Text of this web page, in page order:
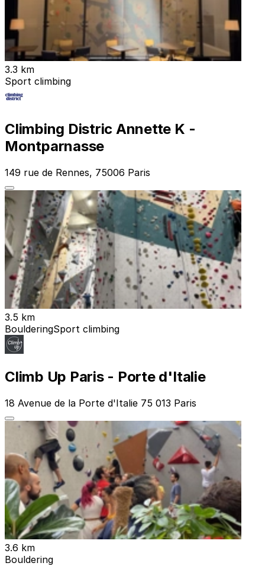
3.3 km
Sport climbing
Climbing Distric Annette K -
Montparnasse
149 rue de Rennes, 75006 Paris
3.5 km
BoulderingSport climbing
Climb Up Paris - Porte d'Italie
18 Avenue de la Porte d'Italie 75 013 Paris
3.6 km
Bouldering